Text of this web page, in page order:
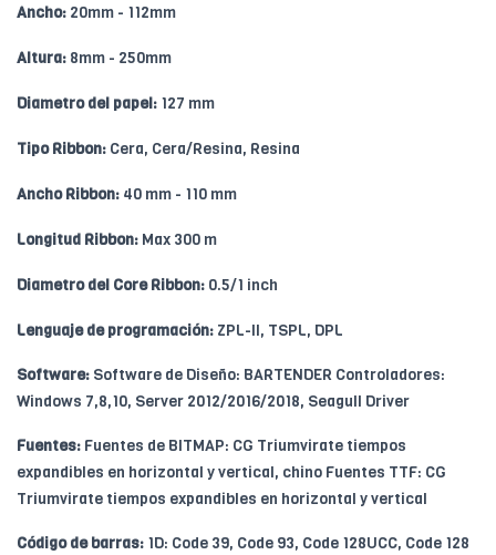
Ancho: 20mm - 112mm
Altura: 8mm - 250mm
Diametro del papel: 127 mm
Tipo Ribbon: Cera, Cera/Resina, Resina
Ancho Ribbon: 40 mm - 110 mm
Longitud Ribbon: Max 300 m
Diametro del Core Ribbon: 0.5/1 inch
Lenguaje de programación: ZPL-II, TSPL, DPL
Software: Software de Diseño: BARTENDER Controladores:
Windows 7,8,10, Server 2012/2016/2018, Seagull Driver
Fuentes: Fuentes de BITMAP: CG Triumvirate tiempos
expandibles en horizontal y vertical, chino Fuentes TTF: CG
Triumvirate tiempos expandibles en horizontal y vertical
Código de barras: 1D: Code 39, Code 93, Code 128UCC, Code 128